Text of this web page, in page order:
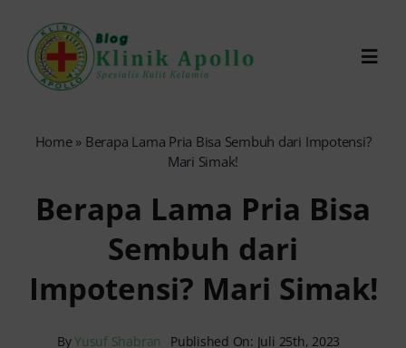
content
Reservasi Online
Search
Home» Berapa Lama Pria Bisa Sembuh dari Impotensi?
Mari Simak!
Berapa Lama Pria Bisa
Sembuh dari
Impotensi? Mari Simak!
ByYusuf Shabran
Published On: Juli 25th, 2023